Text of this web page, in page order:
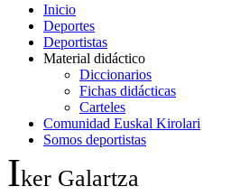
Inicio
Deportes
Deportistas
Material didáctico
Diccionarios
Fichas didácticas
Carteles
Comunidad Euskal Kirolari
Somos deportistas
Iker Galartza